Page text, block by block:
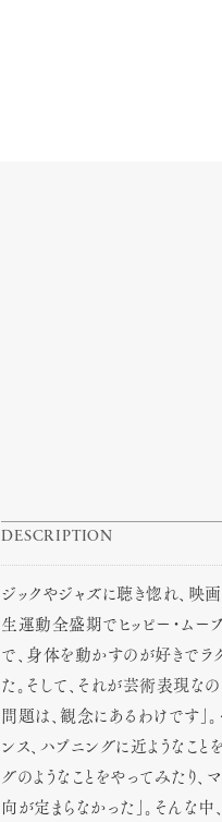
DESCRIPTION
ジックやジャズに聴き惚れ、映画
生運動全盛期でヒッピー・ムー
で、身体を動かすのが好きでラ
た。そして、それが芸術表現な
問題は、観念にあるわけです」
ンス、ハプニングに近ようなこと
グのようなことをやってみたり、
向が定まらなかった」。そんな